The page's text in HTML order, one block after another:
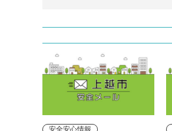
安全安心情報